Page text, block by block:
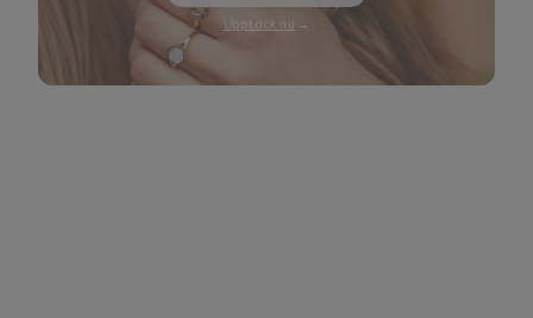
Upptäck nu →